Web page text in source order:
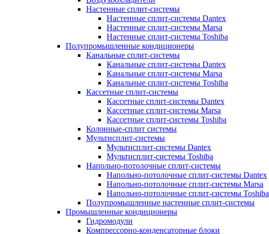
Настенные сплит-системы
Настенные сплит-системы Dantex
Настенные сплит-системы Marsa
Настенные сплит-системы Toshiba
Полупромышленные кондиционеры
Канальные сплит-системы
Канальные сплит-системы Dantex
Канальные сплит-системы Marsa
Канальные сплит-системы Toshiba
Кассетные сплит-системы
Кассетные сплит-системы Dantex
Кассетные сплит-системы Marsa
Кассетные сплит-системы Toshiba
Колонные-сплит системы
Мультисплит-системы
Мультисплит-системы Dantex
Мультисплит-системы Toshiba
Напольно-потолочные сплит-системы
Напольно-потолочные сплит-системы Dantex
Напольно-потолочные сплит-системы Marsa
Напольно-потолочные сплит-системы Toshiba
Полупромышленные настенные сплит-системы
Промышленные кондиционеры
Гидромодули
Компрессорно-конденсаторные блоки